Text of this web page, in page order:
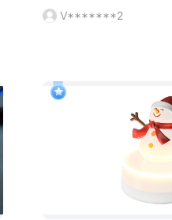
V*******2